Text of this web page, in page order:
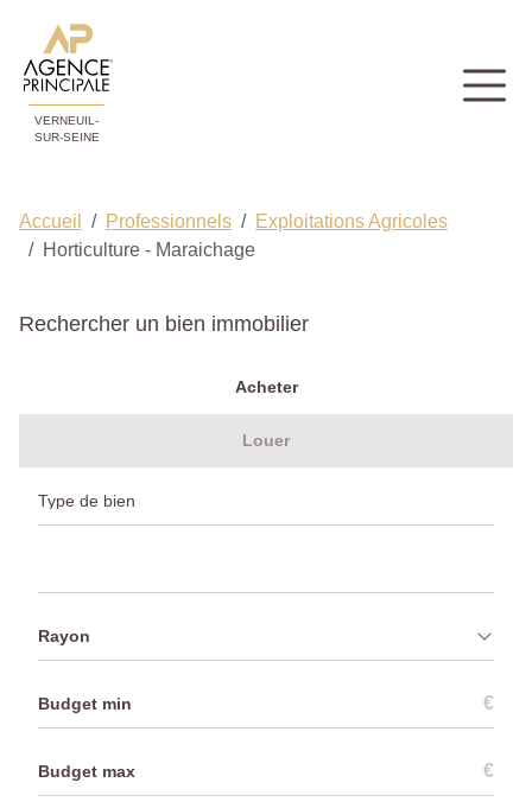
VERNEUIL-
SUR-SEINE
Accueil Professionnels
Exploitations Agricoles
Horticulture - Maraichage
Rechercher un bien immobilier
Acheter
Louer
Rayon
€
€